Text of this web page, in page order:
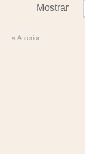
Mostrar
« Anterior